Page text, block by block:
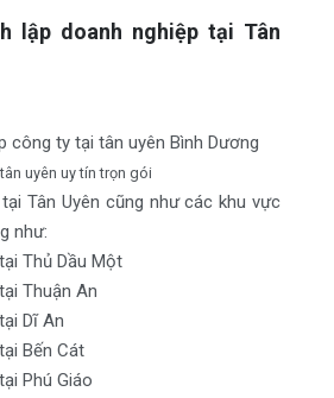
lập doanh nghiệp tại Tân
uyên uy tín trọn gói
Tân Uyên cũng như các khu vực
như:
Thủ Dầu Một
Thuận An
Dĩ An
Bến Cát
Phú Giáo